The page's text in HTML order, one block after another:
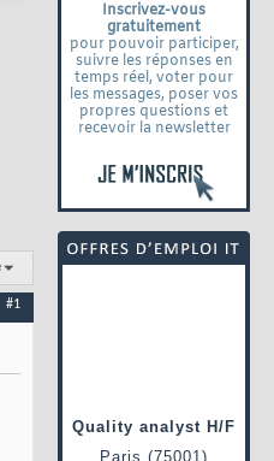
Inscrivez-vous
gratuitement
pour pouvoir participer,
suivre les réponses en
temps réel, voter pour
les messages, poser vos
propres questions et
recevoir la newsletter
#1